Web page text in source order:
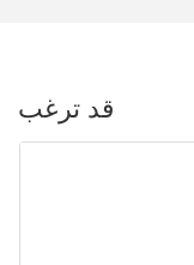
قد ترغب